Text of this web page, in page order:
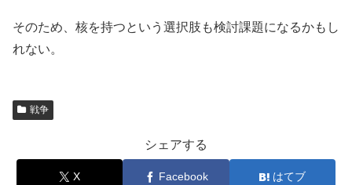
そのため、核を持つという選択肢も検討課題になるかもし
れない。
戦争
シェアする
X Facebook はてブ